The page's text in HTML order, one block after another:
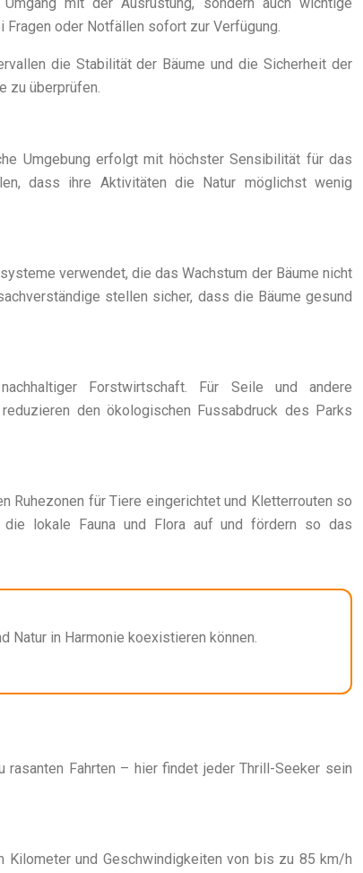
oder Notfällen sofort zur Verfügung.
die Stabilität der Bäume und die Sicherheit der
zu überprüfen.
Umgebung erfolgt mit höchster Sensibilität für das
dass ihre Aktivitäten die Natur möglichst wenig
verwendet, die das Wachstum der Bäume nicht
stellen sicher, dass die Bäume gesund
Forstwirtschaft. Für Seile und andere
den ökologischen Fussabdruck des Parks
Ruhezonen für Tiere eingerichtet und Kletterrouten so
lokale Fauna und Flora auf und fördern so das
Natur in Harmonie koexistieren können.
rasanten Fahrten – hier findet jeder Thrill-Seeker sein
und Geschwindigkeiten von bis zu 85 km/h